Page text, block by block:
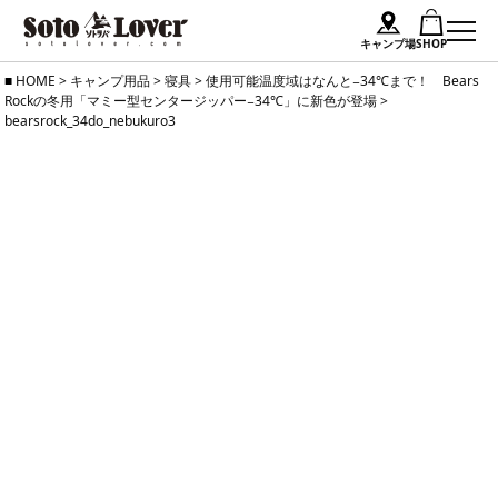
キャンプ場SHOP
Skip
to
HOME > キャンプ用品>寝具>使用可能温度域はなんと−34℃まで！ Bears
Rockの冬用「マミー型センタージッパー−34℃」に新色が登場>
bearsrock_34do_nebukuro3